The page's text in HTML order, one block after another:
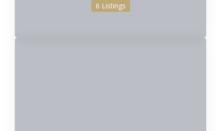
6 Listings